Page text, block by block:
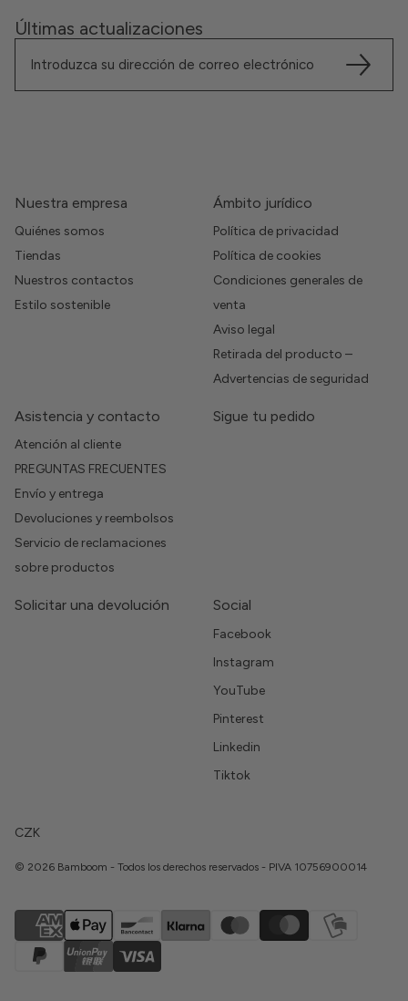
Últimas actualizaciones
Nuestra empresa
Quiénes somos
Tiendas
Nuestros contactos
Estilo sostenible
Ámbito jurídico
Política de privacidad
Política de cookies
Condiciones generales de
venta
Aviso legal
Retirada del producto –
Advertencias de seguridad
Asistencia y contacto
Atención al cliente
PREGUNTAS FRECUENTES
Envío y entrega
Devoluciones y reembolsos
Servicio de reclamaciones
sobre productos
Sigue tu pedido
Solicitar una devolución Social
Facebook
Instagram
YouTube
Pinterest
Linkedin
Tiktok
CZK
© 2026 Bamboom - Todos los derechos reservados - PIVA 10756900014